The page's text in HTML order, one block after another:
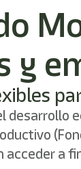
y
desarrollo
acceder a